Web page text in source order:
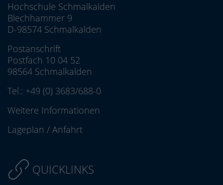
Hochschule Schmalkalden
Blechhammer 9
D-98574 Schmalkalden
Postanschrift
Postfach 10 04 52
98564 Schmalkalden
Tel.: +49 (0) 3683/688-0
Weitere Informationen
Lageplan / Anfahrt
QUICKLINKS